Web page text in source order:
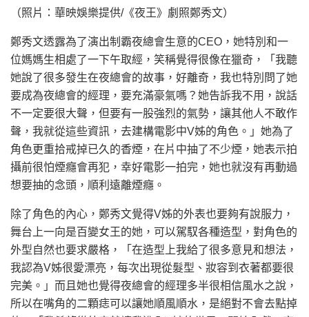
（照片：華映娛樂提供/《夜王》劇照鄭秀文）
鄭秀文透露為了演出制霸夜總會生意的CEO，她特別和一
位媽媽生相處了一下午取經，笑稱覺得很像在獵奇，「我聽
她說了很多發生在夜總會的故事，好離奇，我也特別問了她
要成為夜總會的經理，要充滿豪氣嗎？她告訴我不用，說話
不一定要很大聲，但要有一股強烈的氣勢，讓其他人不敢作
聲，我就從這些資訊，去建構電影中V姊的角色。」她為了
角色更重拾戒掉已久的香煙，在片中抽了不少煙，她表示拍
攝前很怕煙癮會再犯，幸好電影一拍完，她也就沒有再動過
想要抽的念頭，順利遠離煙癮。
除了角色的內心，鄭秀文覺得V姊的外表也要夠有說服力，
舞台上一向是百變女王的她，可以駕馭各種造型，對角色的
外型自然也要求嚴格，「在造型上我給了很多意見和想法，
我認為V姊很愛漂亮，每次出現從髮型、妝容到衣著都要很
完美。」而且她也覺得夜總會的經理多半很相信風水之說，
所以在嘴角的二顆痣可以讓她順風順水，是絕對不會去點掉